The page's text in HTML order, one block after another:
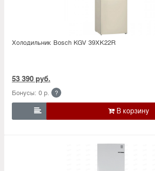
Холодильник Bosсh KGV 39XK22R
53 390 руб.
Бонусы: 0 р. ?
